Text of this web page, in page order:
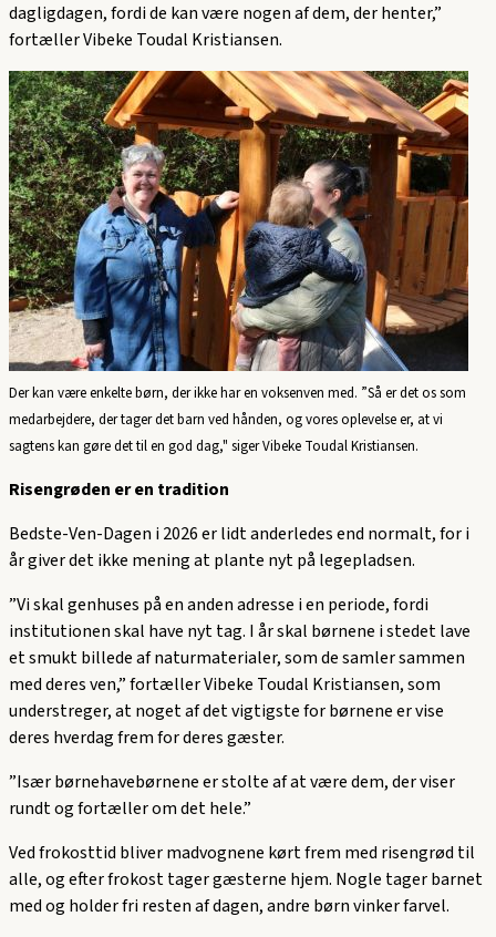
dagligdagen, fordi de kan være nogen af dem, der henter,”
fortæller Vibeke Toudal Kristiansen.
Der kan være enkelte børn, der ikke har en voksenven med. ”Så er det os som
medarbejdere, der tager det barn ved hånden, og vores oplevelse er, at vi
sagtens kan gøre det til en god dag," siger Vibeke Toudal Kristiansen.
Risengrøden er en tradition
Bedste-Ven-Dagen i 2026 er lidt anderledes end normalt, for i
år giver det ikke mening at plante nyt på legepladsen.
”Vi skal genhuses på en anden adresse i en periode, fordi
institutionen skal have nyt tag. I år skal børnene i stedet lave
et smukt billede af naturmaterialer, som de samler sammen
med deres ven,” fortæller Vibeke Toudal Kristiansen, som
understreger, at noget af det vigtigste for børnene er vise
deres hverdag frem for deres gæster.
”Især børnehavebørnene er stolte af at være dem, der viser
rundt og fortæller om det hele.”
Ved frokosttid bliver madvognene kørt frem med risengrød til
alle, og efter frokost tager gæsterne hjem. Nogle tager barnet
med og holder fri resten af dagen, andre børn vinker farvel.